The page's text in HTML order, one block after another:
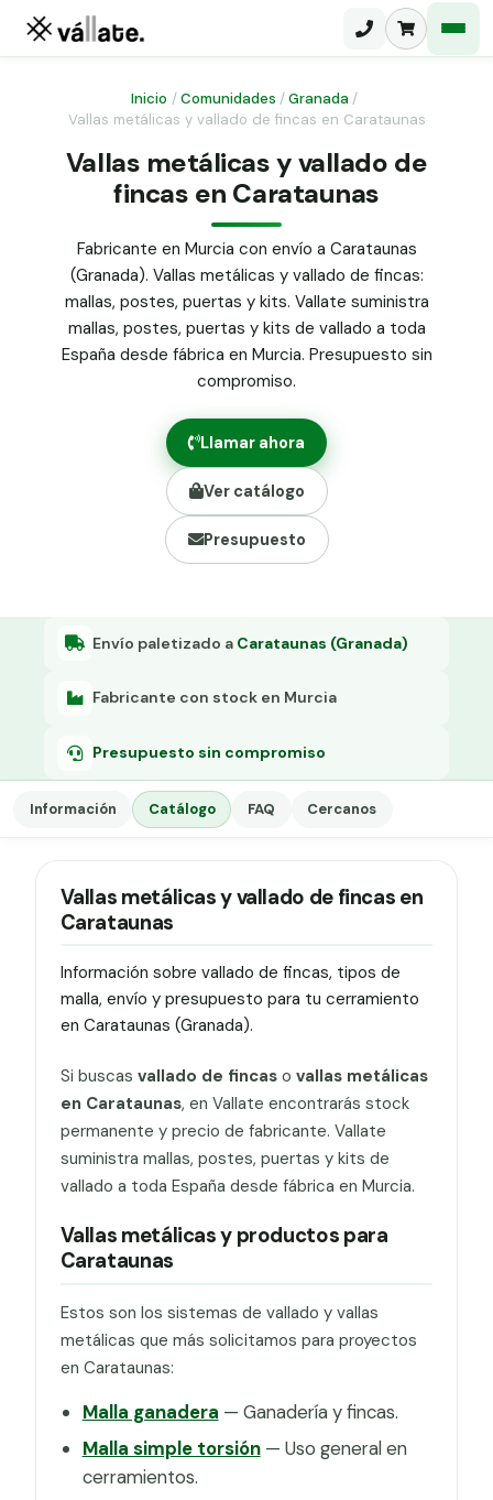
Malla ganadera
Malla simple torsión
Malla triple torsión
Panel malla H.
Puerta abatible dos hojas
Puerta acceso peatonal
Poste malla Hércules
Poste malla simple torsión
Alambre de espino galvanizado
Abrazadera PVC malla H.
Grapa malla H.
Grapadora
Tensor galvanizado
Inicio /Comunidades /Granada /
Vallas metálicas y vallado de fincas en Carataunas
Vallas metálicas y vallado de
fincas en Carataunas
Fabricante en Murcia con envío a Carataunas
(Granada). Vallas metálicas y vallado de fincas:
mallas, postes, puertas y kits. Vallate suministra
mallas, postes, puertas y kits de vallado a toda
España desde fábrica en Murcia. Presupuesto sin
compromiso.
Llamar ahora
Ver catálogo
Presupuesto
Envío paletizado a Carataunas (Granada)
Fabricante con stock en Murcia
Presupuesto sin compromiso
Información Catálogo FAQ Cercanos
Vallas metálicas y vallado de fincas en
Carataunas
Información sobre vallado de fincas, tipos de
malla, envío y presupuesto para tu cerramiento
en Carataunas (Granada).
Si buscas vallado de fincaso vallas metálicas
en Carataunas, en Vallate encontrarás stock
permanente y precio de fabricante. Vallate
suministra mallas, postes, puertas y kits de
vallado a toda España desde fábrica en Murcia.
Vallas metálicas y productos para
Carataunas
Estos son los sistemas de vallado y vallas
metálicas que más solicitamos para proyectos
en Carataunas:
Malla ganadera — Ganadería y fincas.
Malla simple torsión— Uso general en
cerramientos.